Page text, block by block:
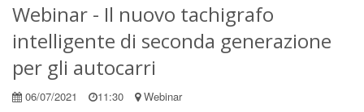
Webinar - Il nuovo tachigrafo
intelligente di seconda generazione
per gli autocarri
06/07/2021 11:30
Webinar